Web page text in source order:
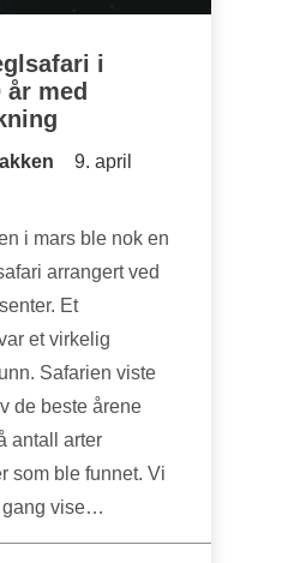
i
med
9. april
i mars ble nok en
arrangert ved
Et
et virkelig
Safarien viste
de beste årene
antall arter
som ble funnet. Vi
gang vise…